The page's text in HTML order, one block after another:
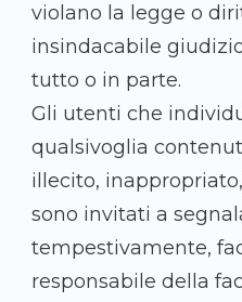
violano la legge o
insindacabile
tutto o in parte.
Gli utenti che
qualsivoglia
illecito,
sono invitati a
tempestivamente,
responsabile della